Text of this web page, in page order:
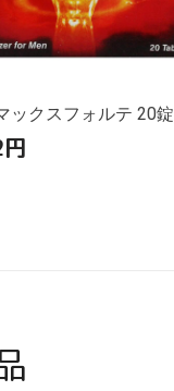
ックスフォルテ 20錠
円